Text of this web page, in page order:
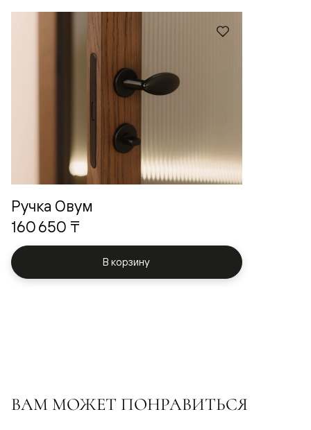
Ручка Овум
160 650 ₸
В корзину
ВАМ МОЖЕТ ПОНРАВИТЬСЯ